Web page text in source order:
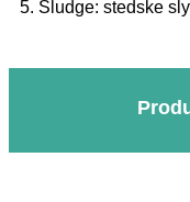
5. Sludge: stedske